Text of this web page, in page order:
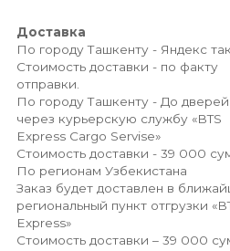
Доставка
По городу Ташкенту - Яндекс
Стоимость доставки - по факту
отправки.
По городу Ташкенту - До дверей
через курьерскую службу «BTS
Express Cargo Servise»
Стоимость доставки - 39 000
По регионам Узбекистана
Заказ будет доставлен в
региональный пункт отгрузки
Express»
Стоимость доставки – 39 000